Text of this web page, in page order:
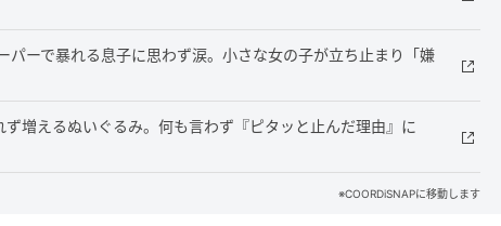
ーで暴れる息子に思わず涙。小さな女の子が立ち止まり「嫌
増えるぬいぐるみ。何も言わず『ピタッと止んだ理由』に
※COORDiSNAPに移動します